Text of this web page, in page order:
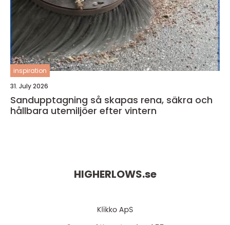
inspiration
31. July 2026
Sandupptagning så skapas rena, säkra och
hållbara utemiljöer efter vintern
HIGHERLOWS.se